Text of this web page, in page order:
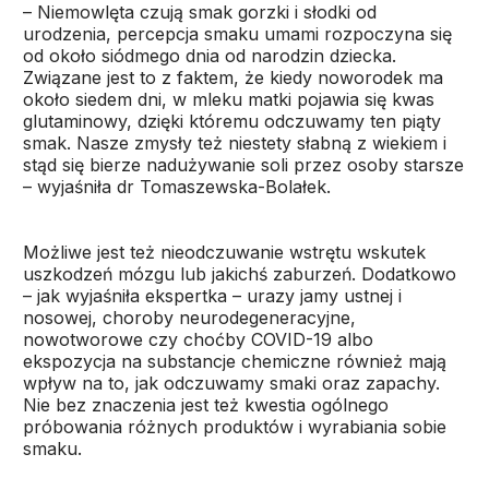
– Niemowlęta czują smak gorzki i słodki od
urodzenia, percepcja smaku umami rozpoczyna się
od około siódmego dnia od narodzin dziecka.
Związane jest to z faktem, że kiedy noworodek ma
około siedem dni, w mleku matki pojawia się kwas
glutaminowy, dzięki któremu odczuwamy ten piąty
smak. Nasze zmysły też niestety słabną z wiekiem i
stąd się bierze nadużywanie soli przez osoby starsze
– wyjaśniła dr Tomaszewska-Bolałek.
Możliwe jest też nieodczuwanie wstrętu wskutek
uszkodzeń mózgu lub jakichś zaburzeń. Dodatkowo
– jak wyjaśniła ekspertka – urazy jamy ustnej i
nosowej, choroby neurodegeneracyjne,
nowotworowe czy choćby COVID-19 albo
ekspozycja na substancje chemiczne również mają
wpływ na to, jak odczuwamy smaki oraz zapachy.
Nie bez znaczenia jest też kwestia ogólnego
próbowania różnych produktów i wyrabiania sobie
smaku.